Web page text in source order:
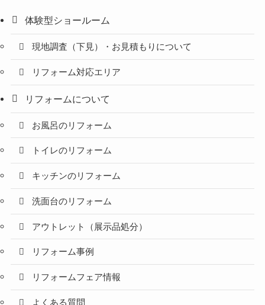
体験型ショールーム
現地調査（下見）・お見積もりについて
リフォーム対応エリア
リフォームについて
お風呂のリフォーム
トイレのリフォーム
キッチンのリフォーム
洗面台のリフォーム
アウトレット（展示品処分）
リフォーム事例
リフォームフェア情報
よくある質問